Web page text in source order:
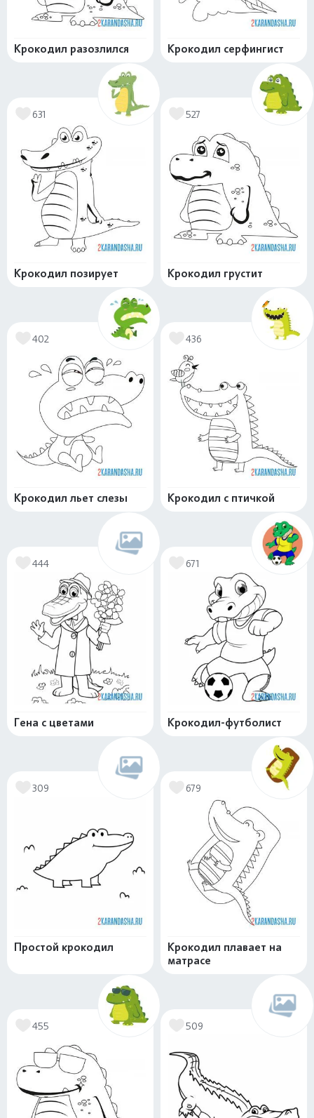
Крокодил разозлился Крокодил серфингист
631
Крокодил позирует
527
Крокодил грустит
402
Крокодил льет слезы
436
Крокодил с птичкой
444
Гена с цветами
671
Крокодил-футболист
309
Простой крокодил
679
Крокодил плавает на
матрасе
455 509